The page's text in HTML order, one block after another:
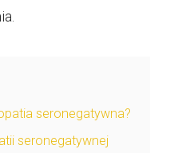
seronegatywna?
seronegatywnej